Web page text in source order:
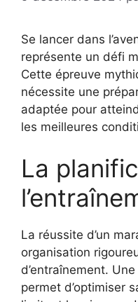
Se lancer dans
représente un défi
Cette épreuve
nécessite une
adaptée pour
les meilleures
La
La réussite d’un
organisation
d’entraînement.
permet d’optimiser